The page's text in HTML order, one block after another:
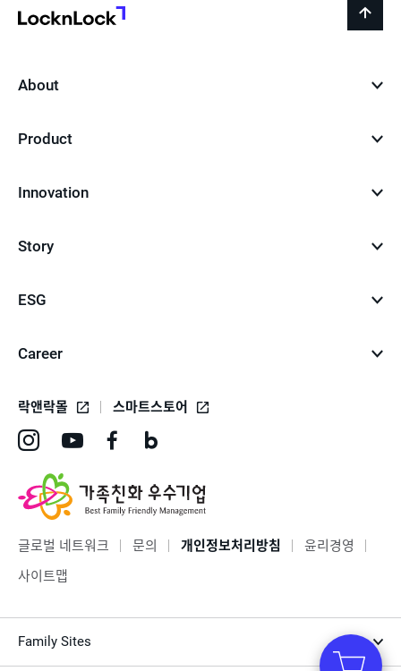
back
About
Product
Innovation
Story
ESG
Career
락앤락몰 스마트스토어
스
타
램
바
로
가
브
로
기
스
바
가
버
로
바
글로벌 네트워크 문의 개인정보처리방침
윤리경영
사이트맵
Family Sites